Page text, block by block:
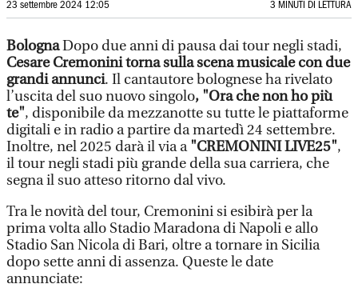
23 settembre 2024 12:05 3 MINUTI DI LETTURA
BolognaDopo due anni di pausa dai tour negli stadi,
Cesare Cremonini torna sulla scena musicale con due
grandi annunci. Il cantautore bolognese ha rivelato
l’uscita del suo nuovo singolo, "Ora che non ho più
te", disponibile da mezzanotte su tutte le piattaforme
digitali e in radio a partire da martedì 24 settembre.
Inoltre, nel 2025 darà il via a"CREMONINI LIVE25",
il tour negli stadi più grande della sua carriera, che
segna il suo atteso ritorno dal vivo.
Tra le novità del tour, Cremonini si esibirà per la
prima volta allo Stadio Maradona di Napoli e allo
Stadio San Nicola di Bari, oltre a tornare in Sicilia
dopo sette anni di assenza. Queste le date
annunciate: